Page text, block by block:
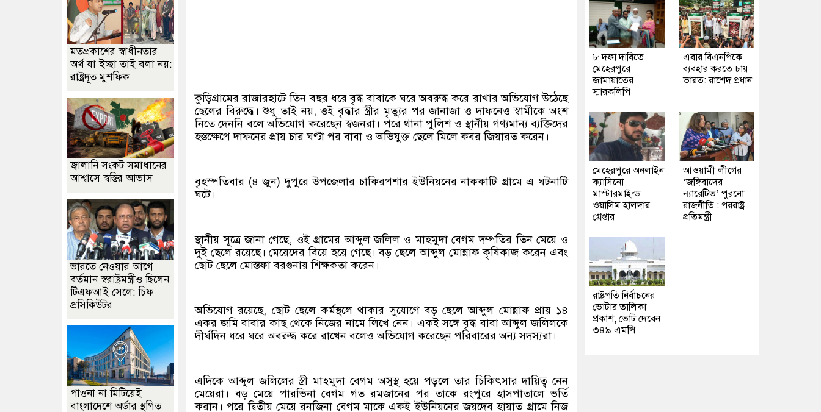
কুড়িগ্রামের রাজারহাটে তিন বছর ধরে বৃদ্ধ বাবাকে ঘরে অবরুদ্ধ করে রাখার অভিযোগ উঠেছে
ছেলের বিরুদ্ধে। শুধু তাই নয়, ওই বৃদ্ধার স্ত্রীর মৃত্যুর পর জানাজা ও দাফনেও স্বামীকে অংশ
নিতে দেননি বলে অভিযোগ করেছেন স্বজনরা। পরে থানা পুলিশ ও স্থানীয় গণ্যমান্য ব্যক্তিদের
হস্তক্ষেপে দাফনের প্রায় চার ঘণ্টা পর বাবা ও অভিযুক্ত ছেলে মিলে কবর জিয়ারত করেন।
বৃহস্পতিবার (৪ জুন) দুপুরে উপজেলার চাকিরপশার ইউনিয়নের নাককাটি গ্রামে এ ঘটনাটি
ঘটে।
স্থানীয় সূত্রে জানা গেছে, ওই গ্রামের আব্দুল জলিল ও মাহমুদা বেগম দম্পতির তিন মেয়ে ও
দুই ছেলে রয়েছে। মেয়েদের বিয়ে হয়ে গেছে। বড় ছেলে আব্দুল মোন্নাফ কৃষিকাজ করেন এবং
ছোট ছেলে মোস্তফা বরগুনায় শিক্ষকতা করেন।
অভিযোগ রয়েছে, ছোট ছেলে কর্মস্থলে থাকার সুযোগে বড় ছেলে আব্দুল মোন্নাফ প্রায় ১৪
একর জমি বাবার কাছ থেকে নিজের নামে লিখে নেন। একই সঙ্গে বৃদ্ধ বাবা আব্দুল জলিলকে
দীর্ঘদিন ধরে ঘরে অবরুদ্ধ করে রাখেন বলেও অভিযোগ করেছেন পরিবারের অন্য সদস্যরা।
এদিকে আব্দুল জলিলের স্ত্রী মাহমুদা বেগম অসুস্থ হয়ে পড়লে তার চিকিৎসার দায়িত্ব নেন
মেয়েরা। বড় মেয়ে পারভিনা বেগম গত রমজানের পর তাকে রংপুরে হাসপাতালে ভর্তি
করান। পরে দ্বিতীয় মেয়ে রনজিনা বেগম মাকে একই ইউনিয়নের জয়দেব হায়াত গ্রামে নিজ
মতপ্রকাশের স্বাধীনতার
অর্থ যা ইচ্ছা তাই বলা নয়:
রাষ্ট্রদূত মুশফিক
জ্বালানি সংকট সমাধানের
আশ্বাসে স্বস্তির আভাস
ভারতে নেওয়ার আগে
বর্তমান স্বরাষ্ট্রমন্ত্রীও ছিলেন
টিএফআই সেলে: চিফ
প্রসিকিউটর
পাওনা না মিটিয়েই
বাংলাদেশে অর্ডার স্থগিত
৮ দফা দাবিতে
মেহেরপুরে
জামায়াতের
স্মারকলিপি
এবার বিএনপিকে
ব্যবহার করতে চায়
ভারত: রাশেদ প্রধান
মেহেরপুরে অনলাইন
ক্যাসিনো
মাস্টারমাইন্ড
ওয়াসিম হালদার
গ্রেপ্তার
আওয়ামী লীগের
‘জঙ্গিবাদের
ন্যারেটিভ’ পুরনো
রাজনীতি : পররাষ্ট্র
প্রতিমন্ত্রী
রাষ্ট্রপতি নির্বাচনের
ভোটার তালিকা
প্রকাশ, ভোট দেবেন
৩৪৯ এমপি